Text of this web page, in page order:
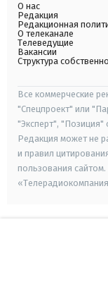
О нас
Редакция
Редакционная
О телеканале
Телеведущие
Вакансии
Структура
Все коммерческие
"Спецпроект" или
"Эксперт",
Редакция может не
и правил
пользования